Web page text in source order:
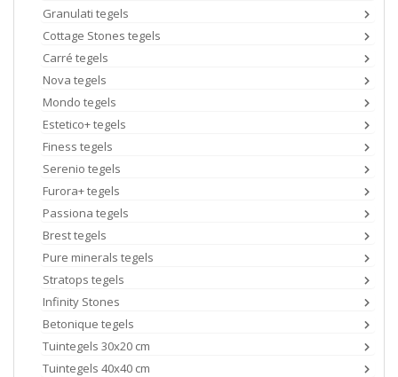
Granulati tegels
Cottage Stones tegels
Carré tegels
Nova tegels
Mondo tegels
Estetico+ tegels
Finess tegels
Serenio tegels
Furora+ tegels
Passiona tegels
Brest tegels
Pure minerals tegels
Stratops tegels
Infinity Stones
Betonique tegels
Tuintegels 30x20 cm
Tuintegels 40x40 cm